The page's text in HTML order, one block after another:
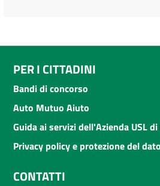
PER I CITTADINI
Bandi di concorso
Auto Mutuo Aiuto
Guida ai servizi dell'Azienda USL
Privacy policy e protezione del
CONTATTI